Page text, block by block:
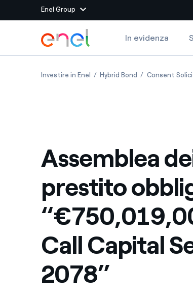
Enel Group
Siti del Gruppo
Enel Green Power
Enel Open Innovability®
Un
con
Enel Global Procurement
rapporto con
Enel Foundation
La
energia pulita
Enel Cuore
Sosteniamo le
profit
Ethical Channel
Vai al contenuto principale
In evidenza
Investire in EnelAssemblea dei portatori
Hybrid Bond Assemblea dei
Consent
Assemblea
prestito
Call Capital
2078”